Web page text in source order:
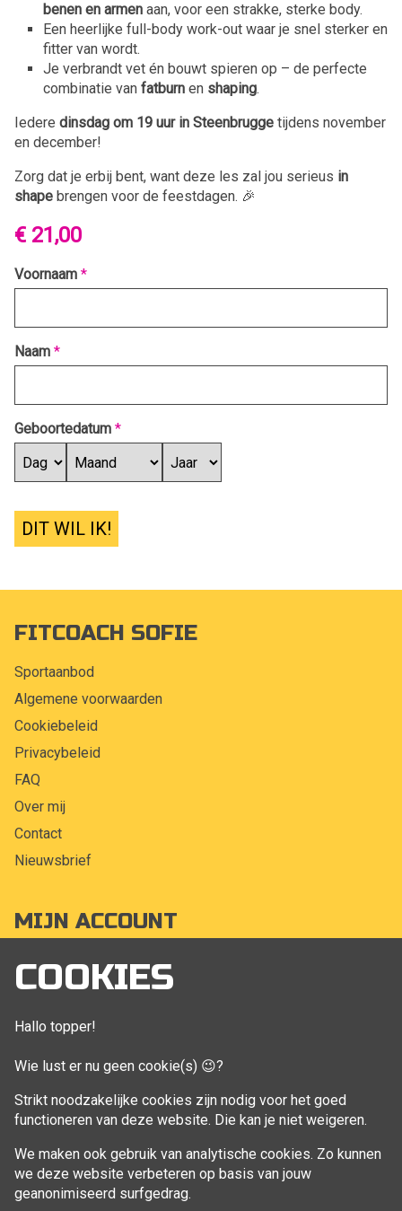
COOKIES
Hallo topper!
Wie lust er nu geen cookie(s) 😉?
Strikt noodzakelijke cookies zijn nodig voor het goed
functioneren van deze website. Die kan je niet weigeren.
We maken ook gebruik van analytische cookies. Zo kunnen
we deze website verbeteren op basis van jouw
geanonimiseerd surfgedrag.
benen en armen aan, voor een strakke, sterke body.
Een heerlijke full-body work-out waar je snel sterker en
fitter van wordt.
Je verbrandt vet én bouwt spieren op – de perfecte
combinatie van fatburn en shaping.
Iedere dinsdag om 19 uur in Steenbrugge tijdens november
en december!
Zorg dat je erbij bent, want deze les zal jou serieus in
shape brengen voor de feestdagen. 🎉
€ 21,00
Voornaam *
Naam *
Geboortedatum *
DIT WIL IK!
FITCOACH SOFIE
Sportaanbod
Algemene voorwaarden
Cookiebeleid
Privacybeleid
FAQ
Over mij
Contact
Nieuwsbrief
MIJN ACCOUNT
Mijn account
Bestellingen
Aankoop beheren
VOLG MIJ
Facebook